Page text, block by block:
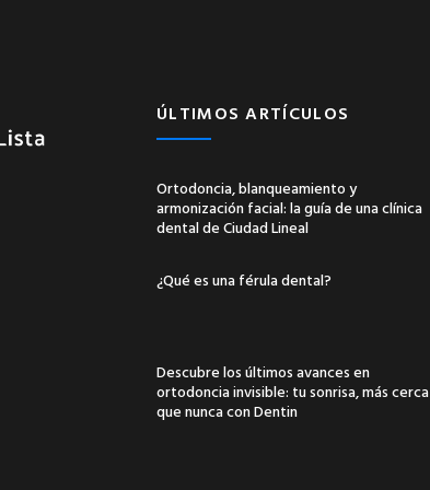
ÚLTIMOS ARTÍCULOS
Ortodoncia, blanqueamiento y
armonización facial: la guía de una clínica
dental de Ciudad Lineal
¿Qué es una férula dental?
Descubre los últimos avances en
ortodoncia invisible: tu sonrisa, más cerca
que nunca con Dentin